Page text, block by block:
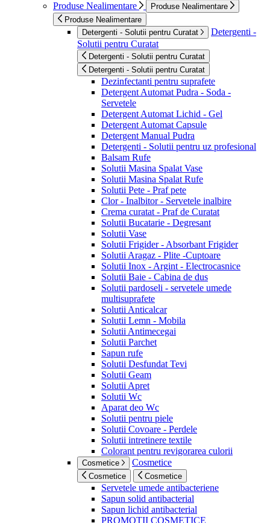
Produse Nealimentare
Produse Nealimentare
Produse Nealimentare
Detergenti - Solutii pentru Curatat
Detergenti -
Solutii pentru Curatat
Detergenti - Solutii pentru Curatat
Detergenti - Solutii pentru Curatat
Dezinfectanti pentru suprafete
Detergent Automat Pudra - Soda -
Servetele
Detergent Automat Lichid - Gel
Detergent Automat Capsule
Detergent Manual Pudra
Detergenti - Solutii pentru uz profesional
Balsam Rufe
Solutii Masina Spalat Vase
Solutii Masina Spalat Rufe
Solutii Pete - Praf pete
Clor - Inalbitor - Servetele inalbire
Crema curatat - Praf de Curatat
Solutii Bucatarie - Degresant
Solutii Vase
Solutii Frigider - Absorbant Frigider
Solutii Aragaz - Plite -Cuptoare
Solutii Inox - Argint - Electrocasnice
Solutii Baie - Cabina de dus
Solutii pardoseli - servetele umede
multisuprafete
Solutii Anticalcar
Solutii Lemn - Mobila
Solutii Antimecegai
Solutii Parchet
Sapun rufe
Solutii Desfundat Tevi
Solutii Geam
Solutii Apret
Solutii Wc
Aparat deo Wc
Solutii pentru piele
Solutii Covoare - Perdele
Solutii intretinere textile
Colorant pentru revigorarea culorii
Cosmetice Cosmetice
Cosmetice Cosmetice
Servetele umede antibacteriene
Sapun solid antibacterial
Sapun lichid antibacterial
PROMOTII COSMETICE